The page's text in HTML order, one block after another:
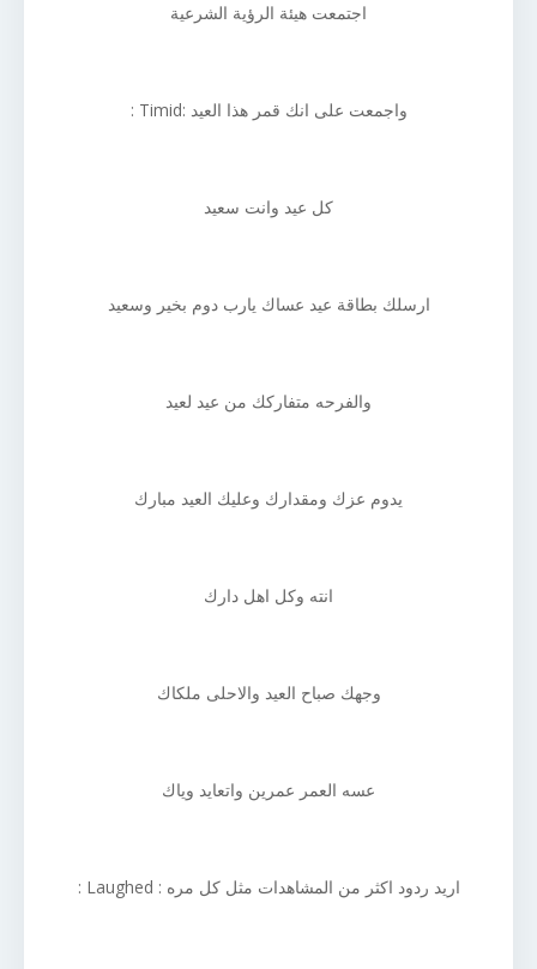
اجتمعت هيئة الرؤية الشرعية
واجمعت على انك قمر هذا العيد :Timid :
كل عيد وانت سعيد
ارسلك بطاقة عيد عساك يارب دوم بخير وسعيد
والفرحه متفاركك من عيد لعيد
يدوم عزك ومقدارك وعليك العيد مبارك
انته وكل اهل دارك
وجهك صباح العيد والاحلى ملكاك
عسه العمر عمرين واتعايد وياك
اريد ردود اكثر من المشاهدات مثل كل مره : Laughed :